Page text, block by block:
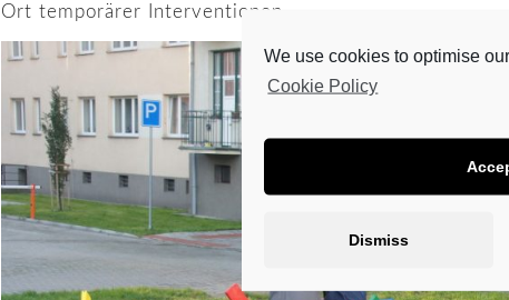
Ort temporärer Interventionen.
We use cookies to optimise
Cookie Policy
Dismiss